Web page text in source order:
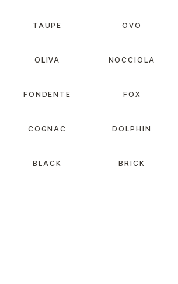
TAUPE OVO
OLIVA NOCCIOLA
FONDENTE FOX
COGNAC DOLPHIN
BLACK BRICK